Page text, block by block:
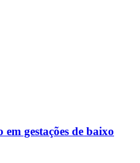
em gestações de baixo